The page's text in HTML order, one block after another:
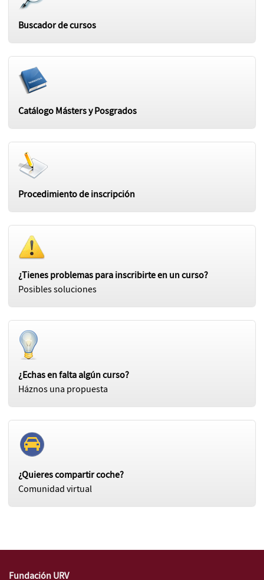
Buscador de cursos
Catálogo Másters y Posgrados
Procedimiento de inscripción
¿Tienes problemas para inscribirte en un curso?
Posibles soluciones
¿Echas en falta algún curso?
Háznos una propuesta
¿Quieres compartir coche?
Comunidad virtual
Fundación URV